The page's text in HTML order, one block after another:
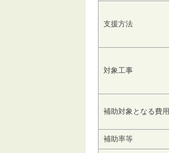
支援方法
対象工事
補助対象となる費用
補助率等